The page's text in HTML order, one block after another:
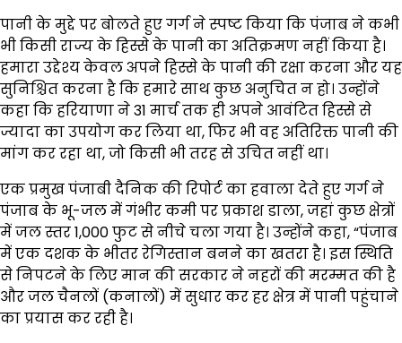
पानी के मुद्दे पर बोलते हुए गर्ग ने स्पष्ट किया कि पंजाब ने कभी
भी किसी राज्य के हिस्से के पानी का अतिक्रमण नहीं किया है।
हमारा उद्देश्य केवल अपने हिस्से के पानी की रक्षा करना और यह
सुनिश्चित करना है कि हमारे साथ कुछ अनुचित न हो। उन्होंने
कहा कि हरियाणा ने 31 मार्च तक ही अपने आवंटित हिस्से से
ज्यादा का उपयोग कर लिया था, फिर भी वह अतिरिक्त पानी की
मांग कर रहा था, जो किसी भी तरह से उचित नहीं था।
एक प्रमुख पंजाबी दैनिक की रिपोर्ट का हवाला देते हुए गर्ग ने
पंजाब के भू-जल में गंभीर कमी पर प्रकाश डाला, जहां कुछ क्षेत्रों
में जल स्तर 1,000 फुट से नीचे चला गया है। उन्होंने कहा, “पंजाब
में एक दशक के भीतर रेगिस्तान बनने का खतरा है। इस स्थिति
से निपटने के लिए मान की सरकार ने नहरों की मरम्मत की है
और जल चैनलों (कनालों) में सुधार कर हर क्षेत्र में पानी पहुंचाने
का प्रयास कर रही है।